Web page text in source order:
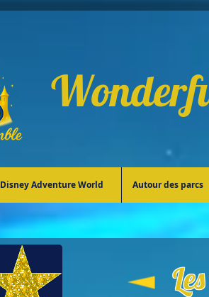
Disney Adventure World Autour des parcs